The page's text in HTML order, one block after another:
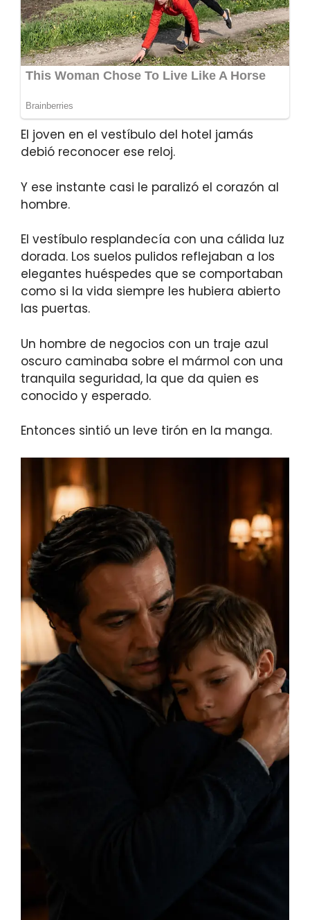
El joven en el vestíbulo del hotel jamás
debió reconocer ese reloj.
Y ese instante casi le paralizó el corazón al
hombre.
El vestíbulo resplandecía con una cálida luz
dorada. Los suelos pulidos reflejaban a los
elegantes huéspedes que se comportaban
como si la vida siempre les hubiera abierto
las puertas.
Un hombre de negocios con un traje azul
oscuro caminaba sobre el mármol con una
tranquila seguridad, la que da quien es
conocido y esperado.
Entonces sintió un leve tirón en la manga.